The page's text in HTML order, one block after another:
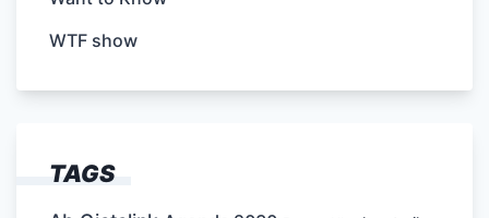
WTF show
TAGS